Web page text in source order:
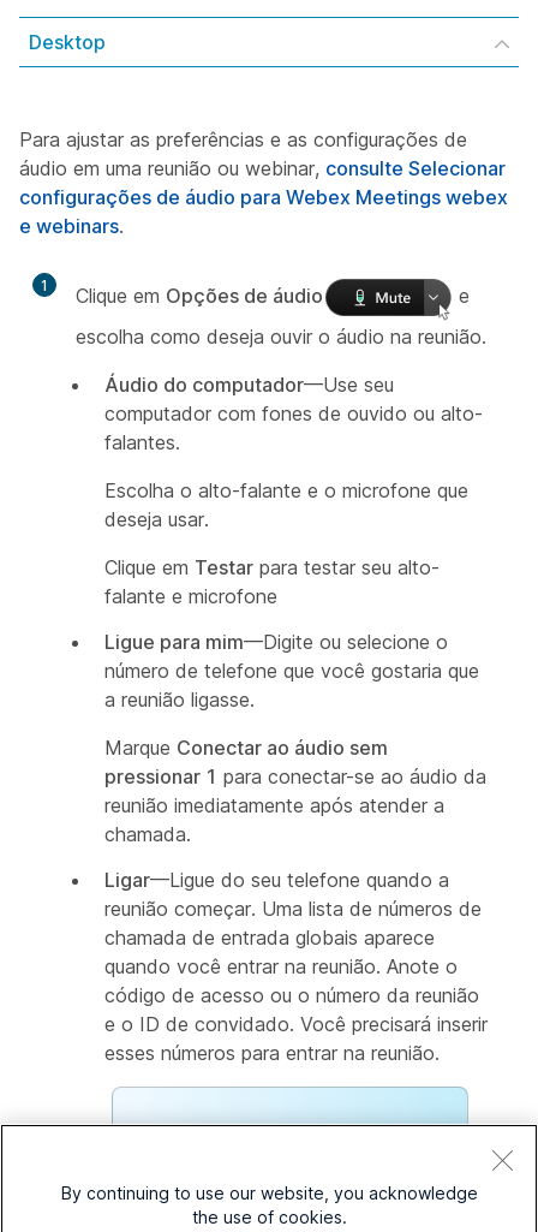
Desktop
Para ajustar as preferências e as configurações de
áudio em uma reunião ou webinar, consulte Selecionar
configurações de áudio para Webex Meetings webex
e webinars.
1 Clique em Opções de áudio
e
escolha como deseja ouvir o áudio na reunião.
Áudio do computador—Use seu
computador com fones de ouvido ou alto-
falantes.
Escolha o alto-falante e o microfone que
deseja usar.
Clique em Testar para testar seu alto-
falante e microfone
Ligue para mim—Digite ou selecione o
número de telefone que você gostaria que
a reunião ligasse.
Marque Conectar ao áudio sem
pressionar 1 para conectar-se ao áudio da
reunião imediatamente após atender a
chamada.
Ligar—Ligue do seu telefone quando a
reunião começar. Uma lista de números de
chamada de entrada globais aparece
quando você entrar na reunião. Anote o
código de acesso ou o número da reunião
e o ID de convidado. Você precisará inserir
esses números para entrar na reunião.
reunião ao áudio. Se você
não inserir sua ID de
By continuing to use our website, you acknowledge
the use of cookies.